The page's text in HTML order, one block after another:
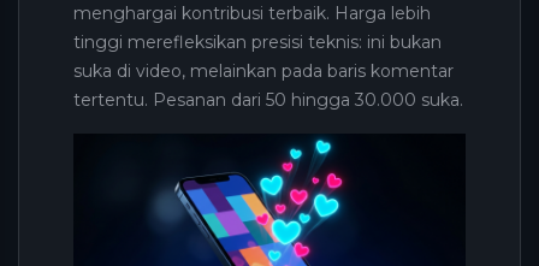
menghargai kontribusi terbaik. Harga lebih
tinggi merefleksikan presisi teknis: ini bukan
suka di video, melainkan pada baris komentar
tertentu. Pesanan dari 50 hingga 30.000 suka.